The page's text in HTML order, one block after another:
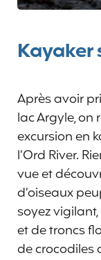
Kayaker
Après avoir
lac Argyle,
excursion en
l’Ord River.
vue et
d’oiseaux
soyez
et de troncs
de crocodiles